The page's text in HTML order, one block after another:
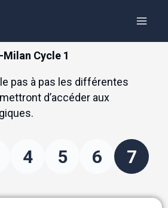
Cycle 1
pas à pas les différentes
d’accéder aux
4 5 6 7